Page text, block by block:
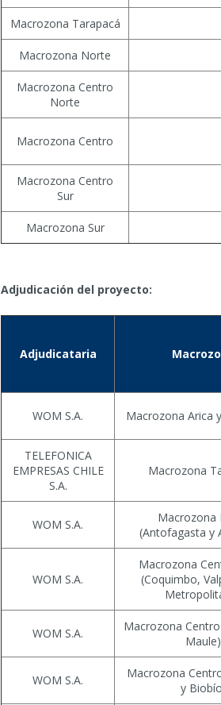
Macrozona Tarapacá
Macrozona Norte
Macrozona Centro
Norte
Macrozona Centro
Macrozona Centro
Sur
Macrozona Sur
Adjudicación del proyecto:
Adjudicataria
WOM S.A. Macrozona Arica
TELEFONICA
EMPRESAS CHILE
S.A.
Macrozona
WOM S.A.
Macrozona
(Antofagasta y
WOM S.A.
Macrozona
(Coquimbo,
WOM S.A.
Macrozona Centro
Maule)
WOM S.A.
Macrozona
y